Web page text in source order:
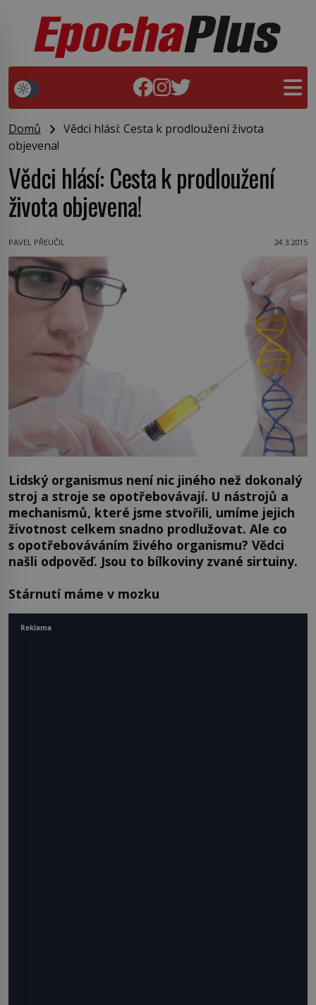
Domů
Vědci hlásí: Cesta k prodloužení života
objevena!
Vědci hlásí: Cesta k prodloužení
života objevena!
PAVEL PŘEUČIL 24.3.2015
Lidský organismus není nic jiného než dokonalý
stroj a stroje se opotřebovávají. U nástrojů a
mechanismů, které jsme stvořili, umíme jejich
životnost celkem snadno prodlužovat. Ale co
s opotřebováváním živého organismu? Vědci
našli odpověď. Jsou to bílkoviny zvané sirtuiny.
Stárnutí máme v mozku
Reklama